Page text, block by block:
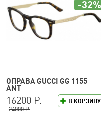
ОПРАВА GUCCI GG 1155
ANT
В КОРЗИНУ
16200 Р.
24000 Р.
-32%